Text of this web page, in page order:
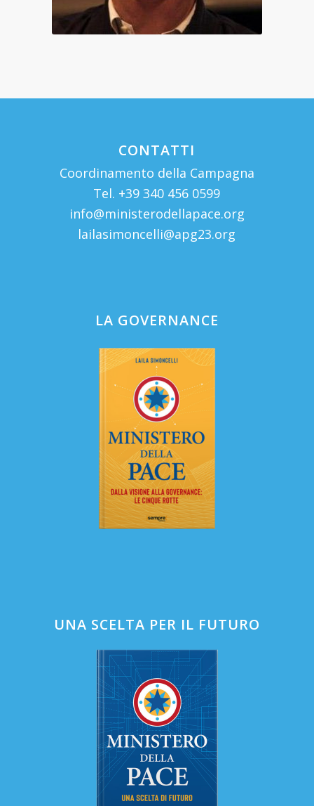
CONTATTI
Coordinamento della Campagna
Tel. +39 340 456 0599
info@ministerodellapace.org
lailasimoncelli@apg23.org
LA GOVERNANCE
UNA SCELTA PER IL FUTURO